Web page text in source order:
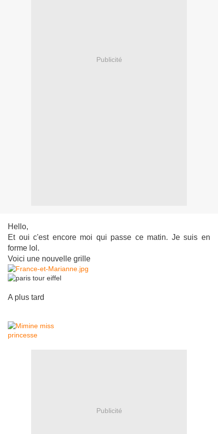
Publicité
Hello,
Et oui c'est encore moi qui passe ce matin. Je suis en
forme lol.
Voici une nouvelle grille
A plus tard
Publicité